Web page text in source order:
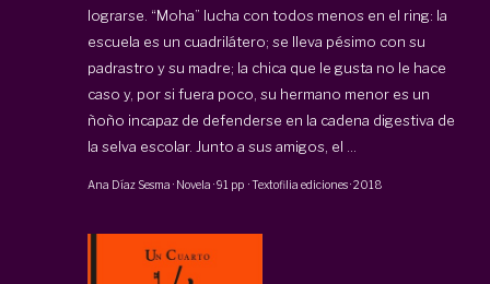
lograrse. “Moha” lucha con todos menos en el ring: la
escuela es un cuadrilátero; se lleva pésimo con su
padrastro y su madre; la chica que le gusta no le hace
caso y, por si fuera poco, su hermano menor es un
ñoño incapaz de defenderse en la cadena digestiva de
la selva escolar. Junto a sus amigos, el ...
Ana Díaz Sesma · Novela ·91 pp ·Textofilia ediciones·2018